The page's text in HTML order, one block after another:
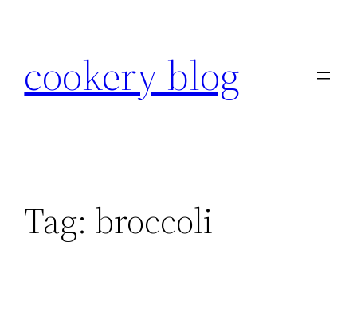
cookery blog
Tag: broccoli